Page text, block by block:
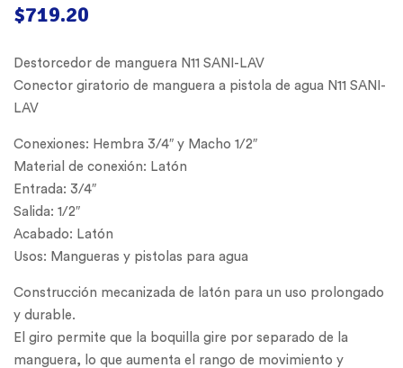
$719.20
Destorcedor de manguera N11 SANI-LAV
Conector giratorio de manguera a pistola de agua N11 SANI-
LAV
Conexiones: Hembra 3/4″ y Macho 1/2″
Material de conexión: Latón
Entrada: 3/4″
Salida: 1/2″
Acabado: Latón
Usos: Mangueras y pistolas para agua
Construcción mecanizada de latón para un uso prolongado
y durable.
El giro permite que la boquilla gire por separado de la
manguera, lo que aumenta el rango de movimiento y